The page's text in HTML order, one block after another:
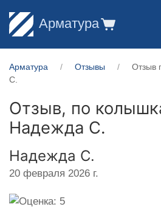
Арматура
Арматура Отзывы
Отзыв
С.
Отзыв, по
Надежда С.
Надежда С.
20 февраля 2026 г.